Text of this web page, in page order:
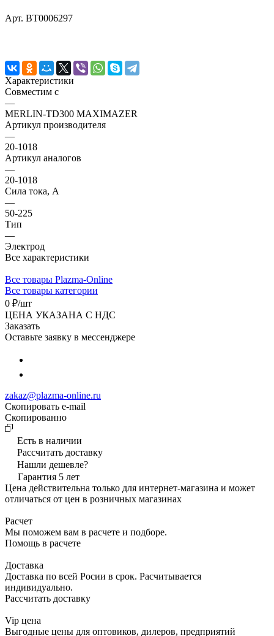
Арт. BT0006297
Характеристики
Совместим с
—
MERLIN-TD300 MAXIMAZER
Артикул производителя
—
20-1018
Артикул аналогов
—
20-1018
Сила тока, А
—
50-225
Тип
—
Электрод
Все характеристики
Все товары Plazma-Online
Все товары категории
0 ₽/шт
ЦЕНА УКАЗАНА С НДС
Заказать
Оставьте заявку в мессенджере
zakaz@plazma-online.ru
Скопировать e-mail
Cкопированно
Есть в наличии
Рассчитать доставку
Нашли дешевле?
Гарантия 5 лет
Цена действительна только для интернет-магазина и может
отличаться от цен в розничных магазинах
Расчет
Мы поможем вам в расчете и подборе.
Помощь в расчете
Доставка
Доставка по всей Росии в срок. Расчитывается
индивидуально.
Рассчитать доставку
Vip цена
Выгодные цены для оптовиков, дилеров, предприятий